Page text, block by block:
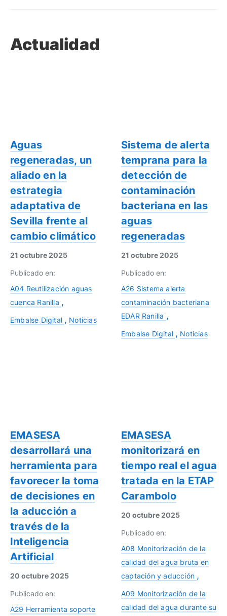
Actualidad
Aguas
regeneradas, un
aliado en la
estrategia
adaptativa de
Sevilla frente al
cambio climático
21 octubre 2025
Publicado en:
A04 Reutilización aguas
cuenca Ranilla
Embalse Digital Noticias
Sistema de alerta
temprana para la
detección de
contaminación
bacteriana en las
aguas
regeneradas
21 octubre 2025
Publicado en:
A26 Sistema alerta
contaminación bacteriana
EDAR Ranilla
Embalse Digital Noticias
EMASESA
desarrollará una
herramienta para
favorecer la toma
de decisiones en
la aducción a
través de la
Inteligencia
Artificial
20 octubre 2025
Publicado en:
A29 Herramienta soporte
EMASESA
monitorizará en
tiempo real el agua
tratada en la ETAP
Carambolo
20 octubre 2025
Publicado en:
A08 Monitorización de la
calidad del agua bruta en
captación y aducción
A09 Monitorización de la
calidad del agua durante su